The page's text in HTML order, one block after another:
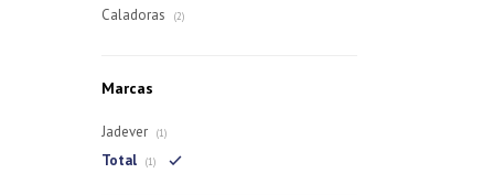
Caladoras (2)
Marcas
Jadever (1)
Total (1)